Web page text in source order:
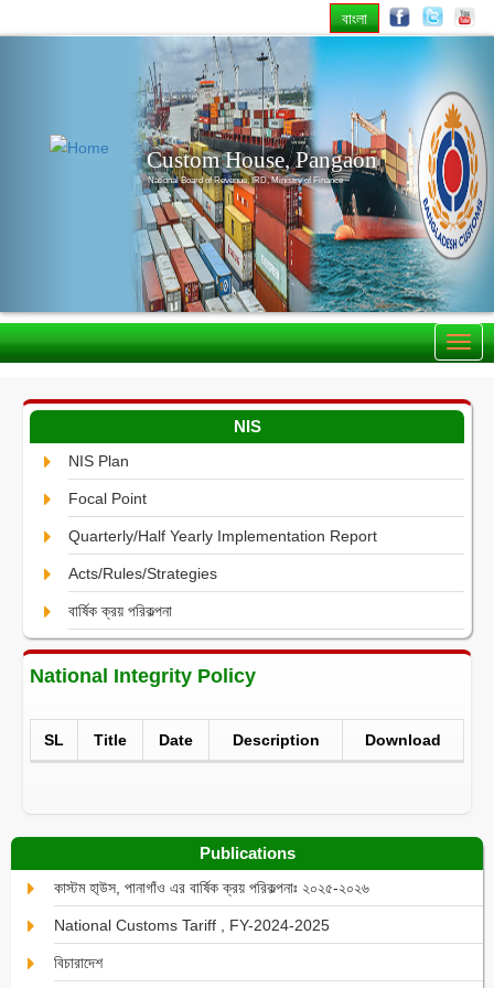
বাংলা
Custom House, Pangaon
National Board of Revenue, IRD, Ministry of Finance
NIS
NIS Plan
Focal Point
Quarterly/Half Yearly Implementation Report
Acts/Rules/Strategies
বার্ষিক ক্রয় পরিকল্পনা
National Integrity Policy
SL Title Date Description Download
Publications
কাস্টম হা্উস, পানাগাঁও এর বার্ষিক ক্রয় পরিকল্পনাঃ ২০২৫-২০২৬
National Customs Tariff , FY-2024-2025
বিচারাদেশ